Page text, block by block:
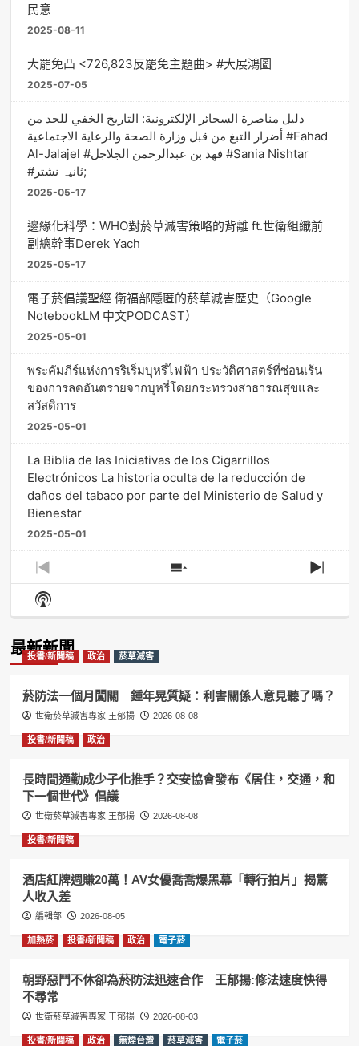
民意
2025-08-11
大罷免凸 <726,823反罷免主題曲> #大展鴻圖
2025-07-05
دليل مناصرة السجائر الإلكترونية: التاريخ الخفي للحد من
أضرار التبغ من قبل وزارة الصحة والرعاية الاجتماعية #Fahad
Al-Jalajel #فهد بن عبدالرحمن الجلاجل #Sania Nishtar
#ثانیہ نشتر;
2025-05-17
邊緣化科學：WHO對菸草減害策略的背離 ft.世衛組織前
副總幹事Derek Yach
2025-05-17
電子菸倡議聖經 衛福部隱匿的菸草減害歷史（Google
NotebookLM 中文PODCAST）
2025-05-01
พระคัมภีร์แห่งการริเริ่มบุหรี่ไฟฟ้า ประวัติศาสตร์ที่ซ่อนเร้น
ของการลดอันตรายจากบุหรี่โดยกระทรวงสาธารณสุขและ
สวัสดิการ
2025-05-01
La Biblia de las Iniciativas de los Cigarrillos
Electrónicos La historia oculta de la reducción de
daños del tabaco por parte del Ministerio de Salud y
Bienestar
2025-05-01
Previous
Episode
Show
Episodes
Next
Show
Podcast
最新新聞
投書/新聞稿 政治 菸草減害
菸防法一個月闖關 鍾年晃質疑：利害關係人意見聽了嗎？
世衛菸草減害專家 王郁揚 2026-08-08
投書/新聞稿 政治
長時間通勤成少子化推手？交安協會發布《居住，交通，和
下一個世代》倡議
世衛菸草減害專家 王郁揚 2026-08-08
投書/新聞稿
酒店紅牌週賺20萬！AV女優喬喬爆黑幕「轉行拍片」揭驚
人收入差
編輯部 2026-08-05
加熱菸 投書/新聞稿 政治 電子菸
朝野惡鬥不休卻為菸防法迅速合作 王郁揚:修法速度快得
不尋常
世衛菸草減害專家 王郁揚 2026-08-03
投書/新聞稿 政治 無煙台灣 菸草減害 電子菸